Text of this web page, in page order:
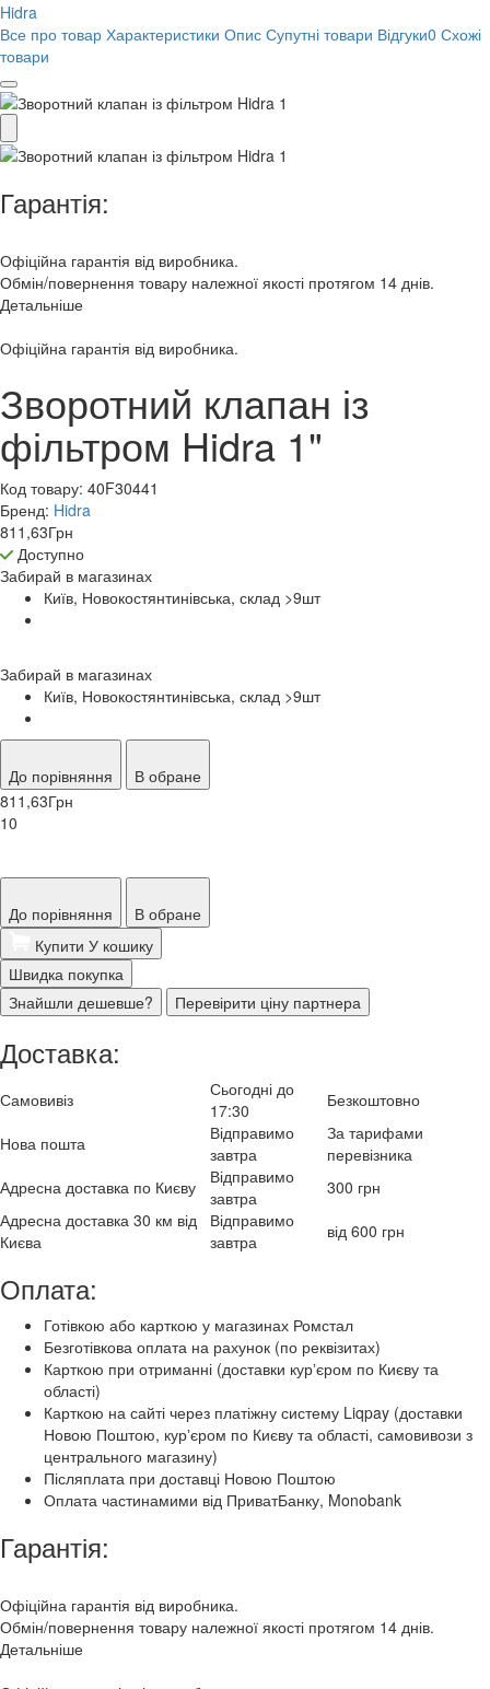
Hidra
Все про товар Характеристики Опис Супутні товари Відгуки0 Схожі
товари
Гарантія:
Офіційна гарантія від виробника.
Обмін/повернення товару належної якості протягом 14 днів.
Детальніше
Офіційна гарантія від виробника.
Зворотний клапан із
фільтром Hidra 1"
Код товару: 40F30441
Бренд: Hidra
811,63Грн
Доступно
Забирай в магазинах
Київ, Новокостянтинівська, склад >9шт
Забирай в магазинах
Київ, Новокостянтинівська, склад >9шт
До порівняння
В обране
811,63Грн
10
До порівняння
В обране
Купити У кошику
Швидка покупка
Знайшли дешевше?
Перевірити ціну партнера
Доставка:
Самовивіз
Сьогодні до
17:30
Безкоштовно
Нова пошта
Відправимо
завтра
За тарифами
перевізника
Адресна доставка по Києву
Відправимо
завтра
300 грн
Адресна доставка 30 км від
Києва
Відправимо
завтра
від 600 грн
Оплата:
Готівкою або карткою у магазинах Ромстал
Безготівкова оплата на рахунок (по реквізитах)
Карткою при отриманні (доставки курʼєром по Києву та
області)
Карткою на сайті через платіжну систему Liqpay (доставки
Новою Поштою, курʼєром по Києву та області, самовивози з
центрального магазину)
Післяплата при доставці Новою Поштою
Оплата частинамими від ПриватБанку, Monobank
Гарантія:
Офіційна гарантія від виробника.
Обмін/повернення товару належної якості протягом 14 днів.
Детальніше